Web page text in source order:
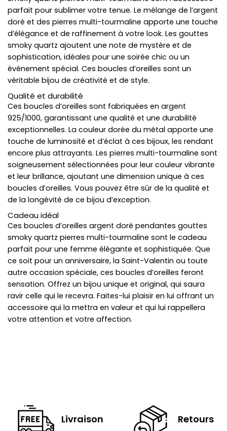
parfait pour sublimer votre tenue. Le mélange de l’argent
doré et des pierres multi-tourmaline apporte une touche
d’élégance et de raffinement à votre look. Les gouttes
smoky quartz ajoutent une note de mystère et de
sophistication, idéales pour une soirée chic ou un
événement spécial. Ces boucles d’oreilles sont un
véritable bijou de créativité et de style.
Qualité et durabilité
Ces boucles d’oreilles sont fabriquées en argent
925/1000, garantissant une qualité et une durabilité
exceptionnelles. La couleur dorée du métal apporte une
touche de luminosité et d’éclat à ces bijoux, les rendant
encore plus attrayants. Les pierres multi-tourmaline sont
soigneusement sélectionnées pour leur couleur vibrante
et leur brillance, ajoutant une dimension unique à ces
boucles d’oreilles. Vous pouvez être sûr de la qualité et
de la longévité de ce bijou d’exception.
Cadeau idéal
Ces boucles d’oreilles argent doré pendantes gouttes
smoky quartz pierres multi-tourmaline sont le cadeau
parfait pour une femme élégante et sophistiquée. Que
ce soit pour un anniversaire, la Saint-Valentin ou toute
autre occasion spéciale, ces boucles d’oreilles feront
sensation. Offrez un bijou unique et original, qui saura
ravir celle qui le recevra. Faites-lui plaisir en lui offrant un
accessoire qui la mettra en valeur et qui lui rappellera
votre attention et votre affection.
Livraison Retours